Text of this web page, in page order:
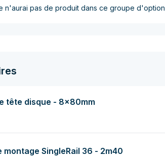
n'aurai pas de produit dans ce groupe d'option
tête disque - 8x80mm
montage SingleRail 36 - 2m40